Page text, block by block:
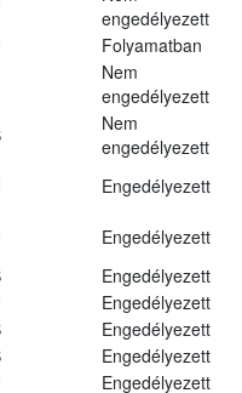
engedélyezett
Folyamatban
Nem
engedélyezett
Nem
engedélyezett
Engedélyezett
Engedélyezett
Engedélyezett
Engedélyezett
Engedélyezett
Engedélyezett
Engedélyezett